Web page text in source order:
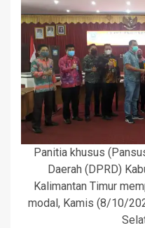
Panitia khusus
Daerah (DPRD)
Kalimantan Timur
modal, Kamis (8/10/